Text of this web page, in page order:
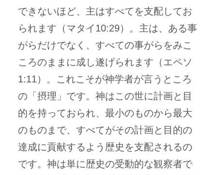
できないほど、主はすべてを支配してお
られます（マタイ10:29）。主は、ある事
がらだけでなく、すべての事がらをみこ
ころのままに成し遂げられます（エペソ
1:11）。これこそが神学者が言うところ
の「摂理」です。神はこの世に計画と目
的を持っておられ、最小のものから最大
のものまで、すべてがその計画と目的の
達成に貢献するよう歴史を支配されるの
です。神は単に歴史の受動的な観察者で